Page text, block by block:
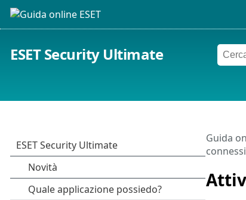
ESET Security Ultimate
Guida